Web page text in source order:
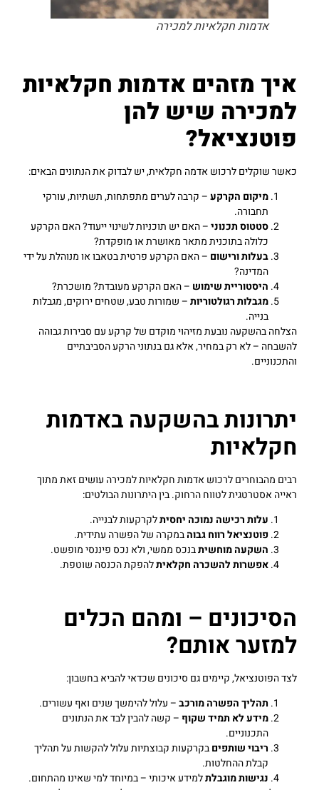
אדמות חקלאיות למכירה
איך מזהים אדמות חקלאיות
למכירה שיש להן
פוטנציאל?
כאשר שוקלים לרכוש אדמה חקלאית, יש לבדוק את הנתונים הבאים:
מיקום הקרקע– קרבה לערים מתפתחות, תשתיות, עורקי
תחבורה.
סטטוס תכנוני– האם יש תוכניות לשינוי ייעוד? האם הקרקע
כלולה בתוכנית מתאר מאושרת או מופקדת?
בעלות ורישום – האם הקרקע פרטית בטאבו או מנוהלת על ידי
המדינה?
היסטוריית שימוש – האם הקרקע מעובדת? מושכרת?
מגבלות רגולטוריות– שמורות טבע, שטחים ירוקים, מגבלות
בנייה.
הצלחה בהשקעה נובעת מזיהוי מוקדם של קרקע עם סבירות גבוהה
להשבחה – לא רק במחיר, אלא גם בנתוני הרקע הסביבתיים
והתכנוניים.
יתרונות בהשקעה באדמות
חקלאיות
רבים מהבוחרים לרכוש אדמות חקלאיות למכירה עושים זאת מתוך
ראייה אסטרטגית לטווח הרחוק. בין היתרונות הבולטים:
עלות רכישה נמוכה יחסיתלקרקעות לבנייה.
פוטנציאל רווח גבוהבמקרה של הפשרה עתידית.
השקעה מוחשיתבנכס ממשי, ולא נכס פיננסי מופשט.
אפשרות להשכרה חקלאיתלהפקת הכנסה שוטפת.
הסיכונים – ומהם הכלים
למזער אותם?
לצד הפוטנציאל, קיימים גם סיכונים שכדאי להביא בחשבון:
תהליך הפשרה מורכב– עלול להימשך שנים ואף עשורים.
מידע לא תמיד שקוף– קשה להבין לבד את הנתונים
התכנוניים.
ריבוי שותפיםבקרקעות קבוצתיות עלול להקשות על תהליך
קבלת ההחלטות.
נגישות מוגבלתלמידע איכותי – במיוחד למי שאינו מהתחום.